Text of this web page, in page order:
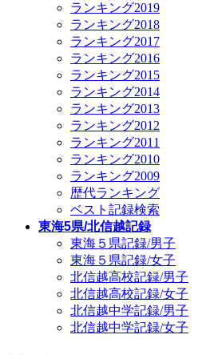
ランキング2019
ランキング2018
ランキング2017
ランキング2016
ランキング2015
ランキング2014
ランキング2013
ランキング2012
ランキング2011
ランキング2010
ランキング2009
歴代ランキング
ベスト記録検索
東海5県/北信越記録
東海５県記録/男子
東海５県記録/女子
北信越高校記録/男子
北信越高校記録/女子
北信越中学記録/男子
北信越中学記録/女子